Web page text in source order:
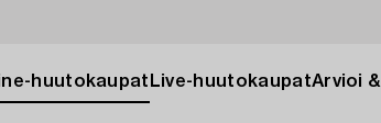
huutokaupat Live-huutokaupatArvioi